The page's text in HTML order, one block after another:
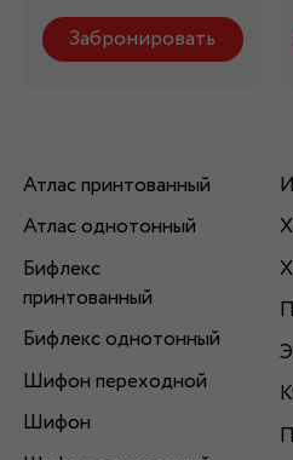
Забронировать
Атлас принтованный
Атлас однотонный
Бифлекс
принтованный
Бифлекс однотонный
Шифон переходной
Шифон